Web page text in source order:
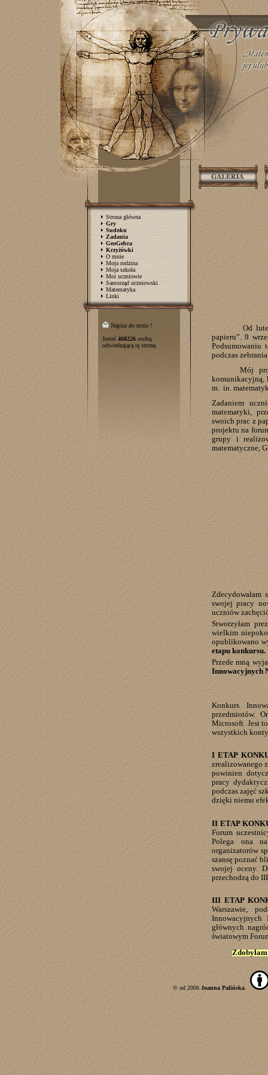
Strona główna
Gry
Sudoku
Zadania
GeoGebra
Krzyżówki
O mnie
Moja rodzina
Moja szkoła
Moi uczniowie
Samorząd uczniowski
Matematyka
Linki
Napisz do mnie !
Jesteś 468226 osobą
odwiedzającą tę stronę.
Od
papieru”. 9
Podsumowaniu
podczas
Mój
komunikacyjną,
m. in.
Zadaniem
matematyki,
swoich prac z
projektu na
grupy i
matematyczne,
swojej pracy
uczniów
Stworzyłam
wielkim
opublikowano
etapu konkursu.
Przede mną
Innowacyjnych
Konkurs
przedmiotów.
Microsoft. Jest
wszystkich
I ETAP
zrealizowanego
powinien
pracy
podczas zajęć
dzięki niemu
II ETAP
Forum
Polega ona
organizatorów
szansę poznać
swojej oceny.
przechodzą do
III ETAP
Warszawie,
Innowacyjnych
głównych
światowym
© od 2006 Joanna Palińska .